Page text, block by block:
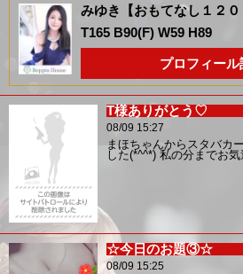
みゆき【おもてなし１２０
T165 B90(F) W59 H89
プロフィール
T様ありがとう♡
08/09 15:27
まほちゃんからスタバカ
した(*^^*) 私の分までお気
☆今日のお題③☆
08/09 15:25